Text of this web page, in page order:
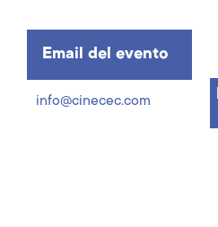
Email del evento
info@cinecec.com